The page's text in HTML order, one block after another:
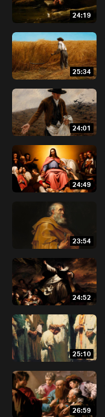
24:19
25:34
24:01
24:49
23:54
24:52
25:10
26:59